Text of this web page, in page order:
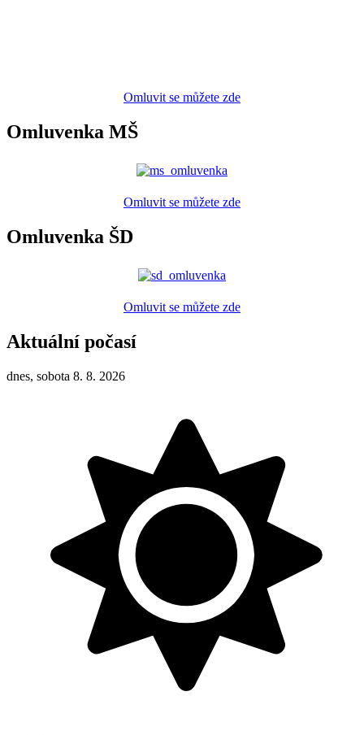
Omluvit se můžete zde
Omluvenka MŠ
Omluvit se můžete zde
Omluvenka ŠD
Omluvit se můžete zde
Aktuální počasí
dnes, sobota 8. 8. 2026